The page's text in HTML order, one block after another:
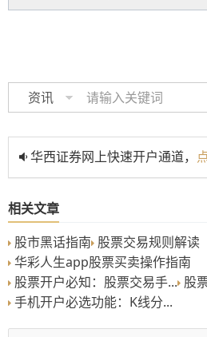
资讯
华西证券网上快速开户通道，
相关文章
股市黑话指南 股票交易规则解读
华彩人生app股票买卖操作指南
股票开户必知：股票交易手... 股
手机开户必选功能：K线分...